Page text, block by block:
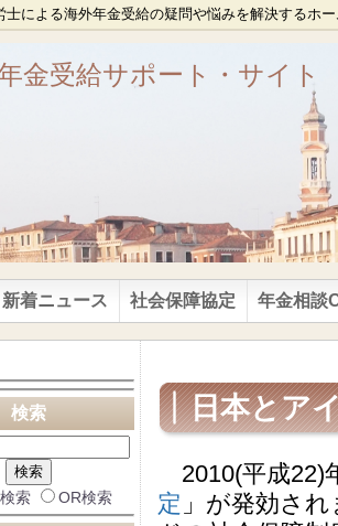
士による海外年金受給の疑問や悩みを解決するホ
金受給サポート・サイト
新着ニュース 社会保障協定 年金相談
日本とア
2010(平成22)
定 」が発効さ
検索
索 OR検索